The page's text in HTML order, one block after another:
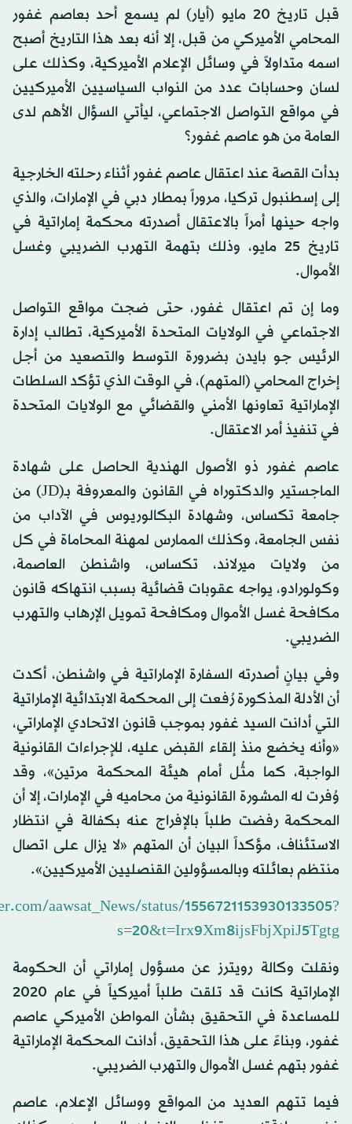
قبل تاريخ 20 مايو (أيار) لم يسمع أحد بعاصم غفور
المحامي الأميركي من قبل، إلا أنه بعد هذا التاريخ أصبح
اسمه متداولاً في وسائل الإعلام الأميركية، وكذلك على
لسان وحسابات عدد من النواب السياسيين الأميركيين
في مواقع التواصل الاجتماعي، ليأتي السؤال الأهم لدى
العامة من هو عاصم غفور؟
بدأت القصة عند اعتقال عاصم غفور أثناء رحلته الخارجية
إلى إسطنبول تركيا، مروراً بمطار دبي في الإمارات، والذي
واجه حينها أمراً بالاعتقال أصدرته محكمة إماراتية في
تاريخ 25 مايو، وذلك بتهمة التهرب الضريبي وغسل
الأموال.
وما إن تم اعتقال غفور، حتى ضجت مواقع التواصل
الاجتماعي في الولايات المتحدة الأميركية، تطالب إدارة
الرئيس جو بايدن بضرورة التوسط والتصعيد من أجل
إخراج المحامي (المتهم)، في الوقت الذي تؤكد السلطات
الإماراتية تعاونها الأمني والقضائي مع الولايات المتحدة
في تنفيذ أمر الاعتقال.
عاصم غفور ذو الأصول الهندية الحاصل على شهادة
الماجستير والدكتوراه في القانون والمعروفة بـ(JD) من
جامعة تكساس، وشهادة البكالوريوس في الآداب من
نفس الجامعة، وكذلك الممارس لمهنة المحاماة في كل
من ولايات ميرلاند، تكساس، واشنطن العاصمة،
وكولورادو، يواجه عقوبات قضائية بسبب انتهاكه قانون
مكافحة غسل الأموال ومكافحة تمويل الإرهاب والتهرب
الضريبي.
وفي بيانٍ أصدرته السفارة الإماراتية في واشنطن، أكدت
أن الأدلة المذكورة رُفعت إلى المحكمة الابتدائية الإماراتية
التي أدانت السيد غفور بموجب قانون الاتحادي الإماراتي،
«وأنه يخضع منذ إلقاء القبض عليه، للإجراءات القانونية
الواجبة، كما مثُل أمام هيئة المحكمة مرتين»، وقد
وُفرت له المشورة القانونية من محاميه في الإمارات، إلا أن
المحكمة رفضت طلباً بالإفراج عنه بكفالة في انتظار
الاستئناف، مؤكداً البيان أن المتهم «لا يزال على اتصال
منتظم بعائلته وبالمسؤولين القنصليين الأميركيين».
aawsat_News/status/1556721153930133505?
s=20&t=Irx9Xm8ijsFbjXpiJ5Tgtg
ونقلت وكالة رويترز عن مسؤول إماراتي أن الحكومة
الإماراتية كانت قد تلقت طلباً أميركياً في عام 2020
للمساعدة في التحقيق بشأن المواطن الأميركي عاصم
غفور، وبناءً على هذا التحقيق، أدانت المحكمة الإماراتية
غفور بتهم غسل الأموال والتهرب الضريبي.
فيما تتهم العديد من المواقع ووسائل الإعلام، عاصم